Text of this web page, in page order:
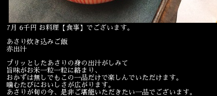
7月 6千円 お料理【食事】でございます。
あさり炊き込みご飯
赤出汁
プリッとしたあさりの身の出汁がしみて
旨味がお米一粒一粒に絡まり、
おかずは無しでもこの一品だけで楽しんでいただけます。
噛むたびにおいしさが広がります。
あさりが旬の今、是非ご堪能いただきたい一品でございます。